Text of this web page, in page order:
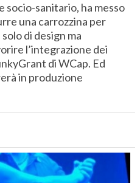
sanitario, ha messo
una carrozzina per
di design ma
l’integrazione dei
di WCap. Ed
in produzione